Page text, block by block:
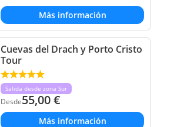
Más información
Cuevas del Drach y Porto Cristo
Tour
Salida desde zona Sur
Desde55,00€
Más información